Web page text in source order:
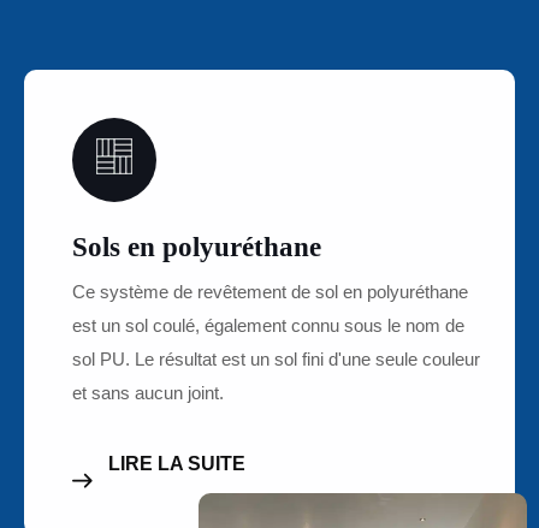
Sols en polyuréthane
Ce système de revêtement de sol en polyuréthane
est un sol coulé, également connu sous le nom de
sol PU. Le résultat est un sol fini d'une seule couleur
et sans aucun joint.
LIRE LA SUITE